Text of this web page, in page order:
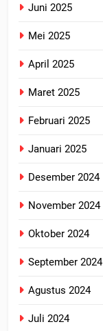
Juni 2025
Mei 2025
April 2025
Maret 2025
Februari 2025
Januari 2025
Desember 2024
November 2024
Oktober 2024
September 2024
Agustus 2024
Juli 2024